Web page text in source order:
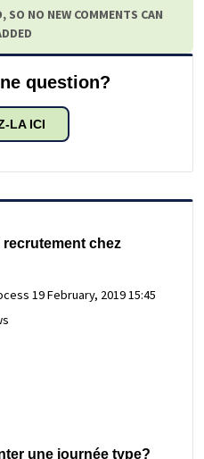
SO NO NEW COMMENTS CAN
question?
LA ICI
chez
19 February, 2019 15:45
une journée type?